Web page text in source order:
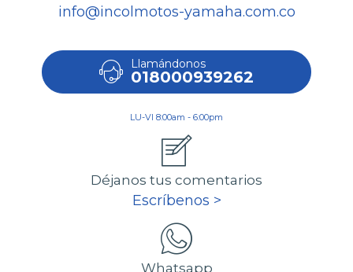
info@incolmotos-yamaha.com.co
Llamándonos
018000939262
LU-VI 8:00am - 6:00pm
Déjanos tus comentarios
Escríbenos >
Whatsapp